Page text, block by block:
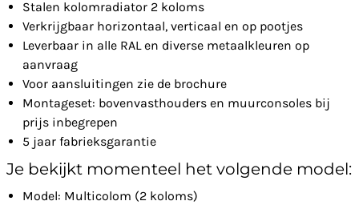
Stalen kolomradiator 2 koloms
Verkrijgbaar horizontaal, verticaal en op pootjes
Leverbaar in alle RAL en diverse metaalkleuren op
aanvraag
Voor aansluitingen zie de brochure
Montageset: bovenvasthouders en muurconsoles bij
prijs inbegrepen
5 jaar fabrieksgarantie
Je bekijkt momenteel het volgende model:
Model: Multicolom (2 koloms)